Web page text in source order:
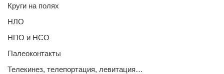
Круги на полях
НЛО
НПО и НСО
Палеоконтакты
Телекинез, телепортация, левитация…